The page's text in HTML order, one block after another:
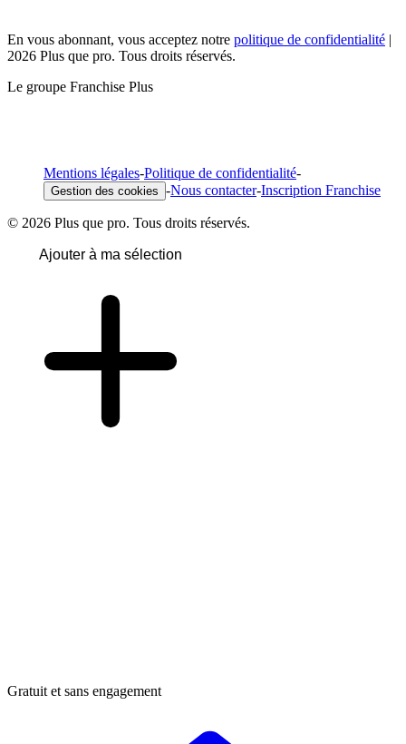
En vous abonnant, vous acceptez notre politique de confidentialité |
2026 Plus que pro. Tous droits réservés.
Le groupe Franchise Plus
Mentions légales-Politique de confidentialité-
Gestion des cookies -Nous contacter-Inscription Franchise
© 2026 Plus que pro. Tous droits réservés.
Ajouter à ma sélection
Gratuit et sans engagement